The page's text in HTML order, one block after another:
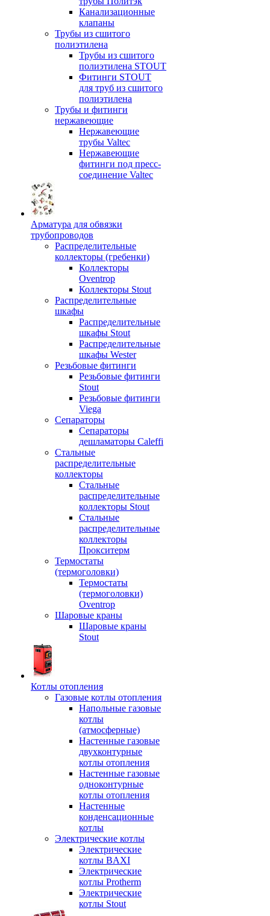
Канализационные
клапаны
Трубы из сшитого
полиэтилена
Трубы из сшитого
полиэтилена STOUT
Фитинги STOUT
для труб из сшитого
полиэтилена
Трубы и фитинги
нержавеющие
Нержавеющие
трубы Valtec
Нержавеющие
фитинги под пресс-
соединение Valtec
Арматура для обвязки
трубопроводов
Распределительные
коллекторы (гребенки)
Коллекторы
Oventrop
Коллекторы Stout
Распределительные
шкафы
Распределительные
шкафы Stout
Распределительные
шкафы Wester
Резьбовые фитинги
Резьбовые фитинги
Stout
Резьбовые фитинги
Viega
Сепараторы
Сепараторы
дешламаторы Caleffi
Стальные
распределительные
коллекторы
Стальные
распределительные
коллекторы Stout
Стальные
распределительные
коллекторы
Прокситерм
Термостаты
(термоголовки)
Термостаты
(термоголовки)
Oventrop
Шаровые краны
Шаровые краны
Stout
Котлы отопления
Газовые котлы отопления
Напольные газовые
котлы
(атмосферные)
Настенные газовые
двухконтурные
котлы отопления
Настенные газовые
одноконтурные
котлы отопления
Настенные
конденсационные
котлы
Электрические котлы
Электрические
котлы BAXI
Электрические
котлы Protherm
Электрические
котлы Stout